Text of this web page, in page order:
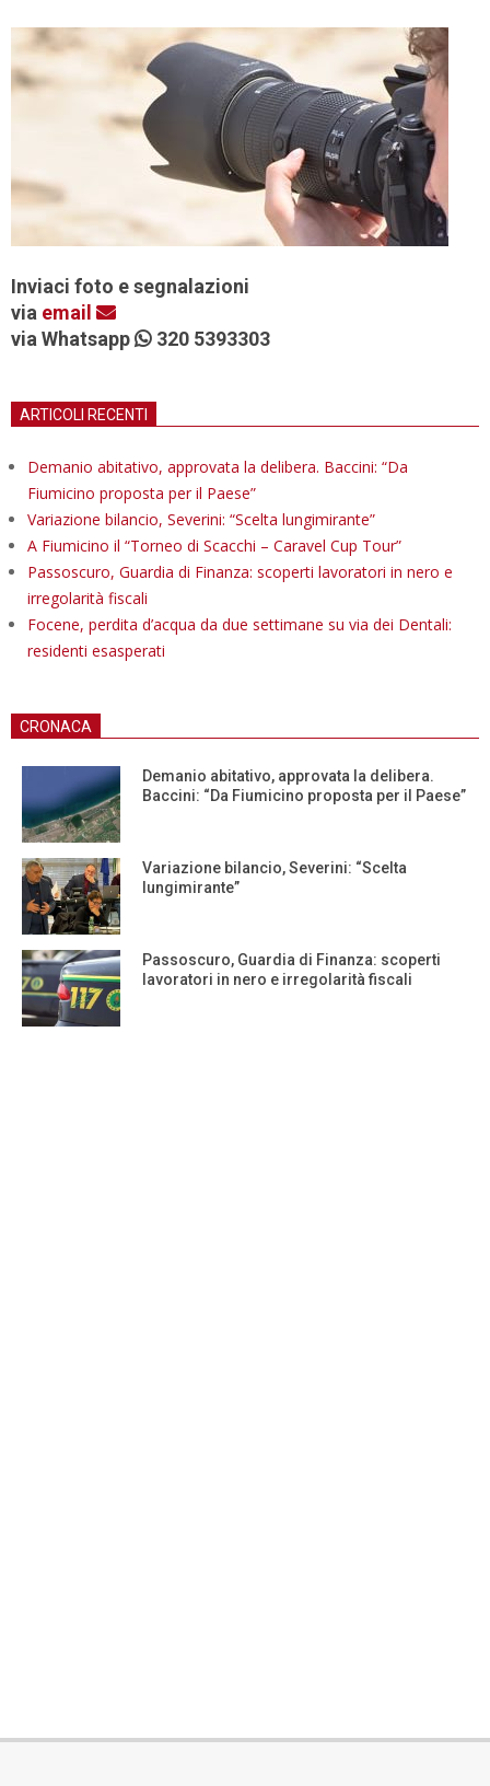
Inviaci foto e segnalazioni
via email
via Whatsapp
320 5393303
ARTICOLI RECENTI
Demanio abitativo, approvata la delibera. Baccini: “Da
Fiumicino proposta per il Paese”
Variazione bilancio, Severini: “Scelta lungimirante”
A Fiumicino il “Torneo di Scacchi – Caravel Cup Tour”
Passoscuro, Guardia di Finanza: scoperti lavoratori in nero e
irregolarità fiscali
Focene, perdita d’acqua da due settimane su via dei Dentali:
residenti esasperati
CRONACA
Demanio abitativo, approvata la delibera.
Baccini: “Da Fiumicino proposta per il Paese”
Variazione bilancio, Severini: “Scelta
lungimirante”
Passoscuro, Guardia di Finanza: scoperti
lavoratori in nero e irregolarità fiscali